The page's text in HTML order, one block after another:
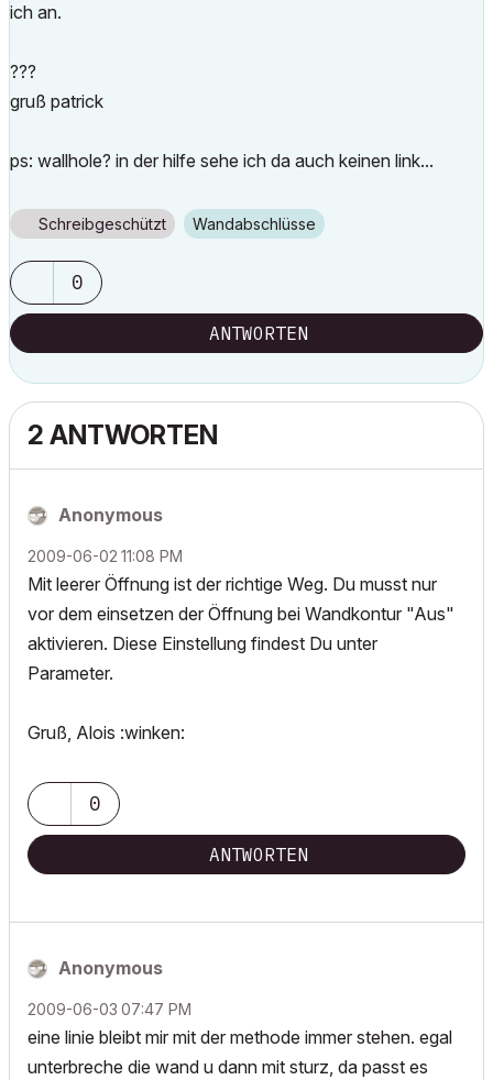
ich an.
???
gruß patrick
ps: wallhole? in der hilfe sehe ich da auch keinen link...
Schreibgeschützt Wandabschlüsse
0
ANTWORTEN
2 ANTWORTEN
Anonymous
‎2009-06-02 11:08 PM
Mit leerer Öffnung ist der richtige Weg. Du musst nur
vor dem einsetzen der Öffnung bei Wandkontur "Aus"
aktivieren. Diese Einstellung findest Du unter
Parameter.
Gruß, Alois :winken:
0
ANTWORTEN
Anonymous
‎2009-06-03 07:47 PM
eine linie bleibt mir mit der methode immer stehen. egal
unterbreche die wand u dann mit sturz, da passt es